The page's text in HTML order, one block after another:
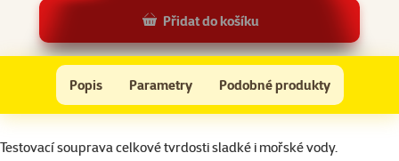
Přidat do košíku
TETRA Test GH 10ml
Popis Parametry Podobné produkty
Na začátek stránky
superzoo.product.detail.content
Testovací souprava celkové tvrdosti sladké i mořské vody.